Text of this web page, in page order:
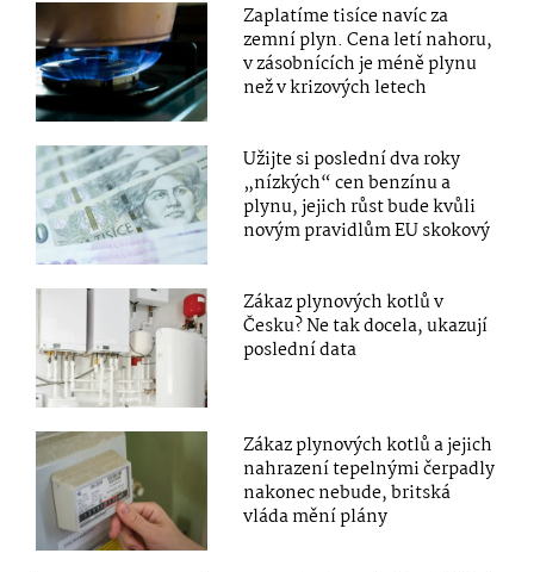
Zaplatíme tisíce navíc za
zemní plyn. Cena letí nahoru,
v zásobnících je méně plynu
než v krizových letech
Užijte si poslední dva roky
„nízkých“ cen benzínu a
plynu, jejich růst bude kvůli
novým pravidlům EU skokový
Zákaz plynových kotlů v
Česku? Ne tak docela, ukazují
poslední data
Zákaz plynových kotlů a jejich
nahrazení tepelnými čerpadly
nakonec nebude, britská
vláda mění plány